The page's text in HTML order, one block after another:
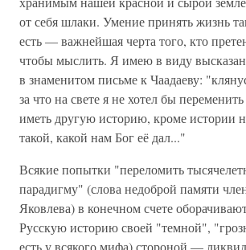
от себя шлаки. Умение принять жизнь
есть — важнейшая черта того, кто
чтобы мыслить. Я имею в виду
в знаменитом письме к Чаадаеву:
за что на свете я не хотел бы
иметь другую историю, кроме истории
такой, какой нам Бог её дал..."
Всякие попытки "переломить
парадигму" (слова недоброй памяти
Яковлева) в конечном счете
Русскую историю своей "темной",
есть у всякого мифа) стороной —